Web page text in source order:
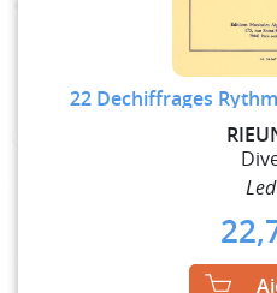
22 Dechiffrages